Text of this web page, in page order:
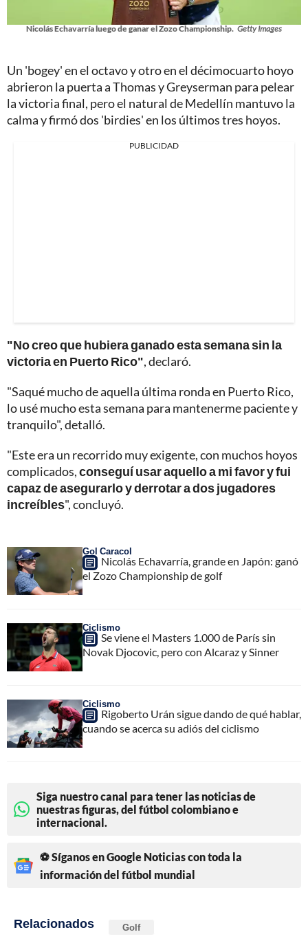
Nicolás Echavarría luego de ganar el Zozo Championship. Getty Images
Un 'bogey' en el octavo y otro en el décimocuarto hoyo
abrieron la puerta a Thomas y Greyserman para pelear
la victoria final, pero el natural de Medellín mantuvo la
calma y firmó dos 'birdies' en los últimos tres hoyos.
PUBLICIDAD
"No creo que hubiera ganado esta semana sin la
victoria en Puerto Rico", declaró.
"Saqué mucho de aquella última ronda en Puerto Rico,
lo usé mucho esta semana para mantenerme paciente y
tranquilo", detalló.
"Este era un recorrido muy exigente, con muchos hoyos
complicados,conseguí usar aquello a mi favor y fui
capaz de asegurarlo y derrotar a dos jugadores
increíbles", concluyó.
Gol Caracol
Nicolás Echavarría, grande en Japón: ganó
el Zozo Championship de golf
Ciclismo
Se viene el Masters 1.000 de París sin
Novak Djocovic, pero con Alcaraz y Sinner
Ciclismo
Rigoberto Urán sigue dando de qué hablar,
cuando se acerca su adiós del ciclismo
Siga nuestro canal para tener las noticias de
nuestras figuras, del fútbol colombiano e
internacional.
⚽ Síganos en Google Noticias con toda la
información del fútbol mundial
Relacionados Golf